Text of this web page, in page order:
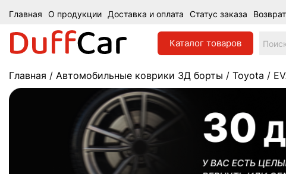
Главная О продукции Доставка и оплата Статус заказа Возврат
Каталог товаров
Главная / Автомобильные коврики 3Д борты / Toyota /